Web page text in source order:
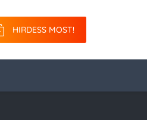
HIRDESS MOST!